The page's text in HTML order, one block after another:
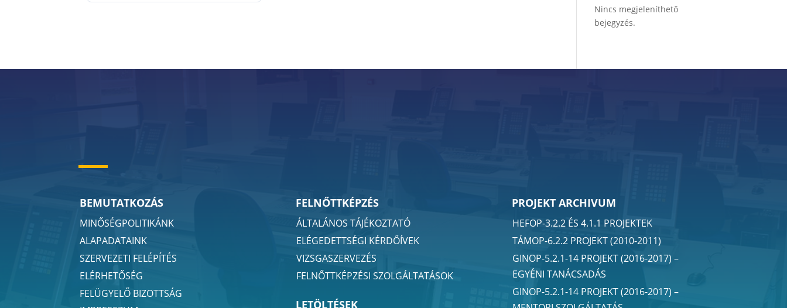
Nincs megjeleníthető
bejegyzés.
BEMUTATKOZÁS
MINŐSÉGPOLITIKÁNK
ALAPADATAINK
SZERVEZETI FELÉPÍTÉS
ELÉRHETŐSÉG
FELÜGYELŐ BIZOTTSÁG
FELNŐTTKÉPZÉS
ÁLTALÁNOS TÁJÉKOZTATÓ
ELÉGEDETTSÉGI KÉRDŐÍVEK
VIZSGASZERVEZÉS
FELNŐTTKÉPZÉSI SZOLGÁLTATÁSOK
LETÖLTÉSEK
PROJEKT ARCHIVUM
HEFOP-3.2.2 ÉS 4.1.1 PROJEKTEK
TÁMOP-6.2.2 PROJEKT (2010-2011)
GINOP-5.2.1-14 PROJEKT (2016-2017) –
EGYÉNI TANÁCSADÁS
GINOP-5.2.1-14 PROJEKT (2016-2017) –